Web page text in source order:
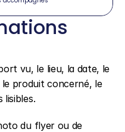
vu, le lieu, la date, le
produit concerné, le
lisibles.
du flyer ou de